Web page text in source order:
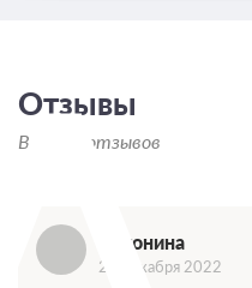
Отзывы
Всего 5 отзывов
Антонина
23 декабря 2022